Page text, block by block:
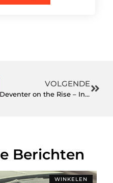
VOLGENDE
Deventer on the Rise – Investeren in de Makelaar Deventer Markt
Berichten
WINKELEN